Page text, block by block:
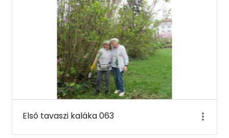
Első tavaszi kaláka 063